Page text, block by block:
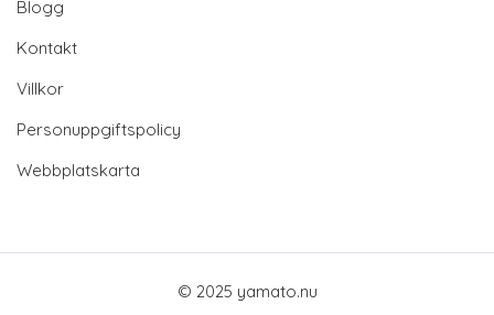
Blogg
Kontakt
Villkor
Personuppgiftspolicy
Webbplatskarta
© 2025 yamato.nu